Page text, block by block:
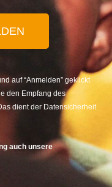
auf “Anmelden” geklickt
den Empfang des
dient der Datensicherheit
auch unsere